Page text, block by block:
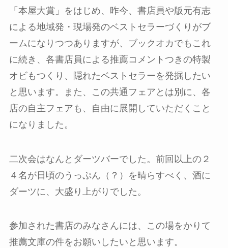
「本屋大賞」をはじめ、昨今、書店員や版元有志
による地域発・現場発のベストセラーづくりがブ
ームになりつつありますが、ブックオカでもこれ
に続き、各書店員による推薦コメントつきの特製
オビもつくり、隠れたベストセラーを発掘したい
と思います。また、この共通フェアとは別に、各
店の自主フェアも、自由に展開していただくこと
になりました。
二次会はなんとダーツバーでした。前回以上の２
４名が日頃のうっぷん（？）を晴らすべく、酒に
ダーツに、大盛り上がりでした。
参加された書店のみなさんには、この場をかりて
推薦文庫の件をお願いしたいと思います。